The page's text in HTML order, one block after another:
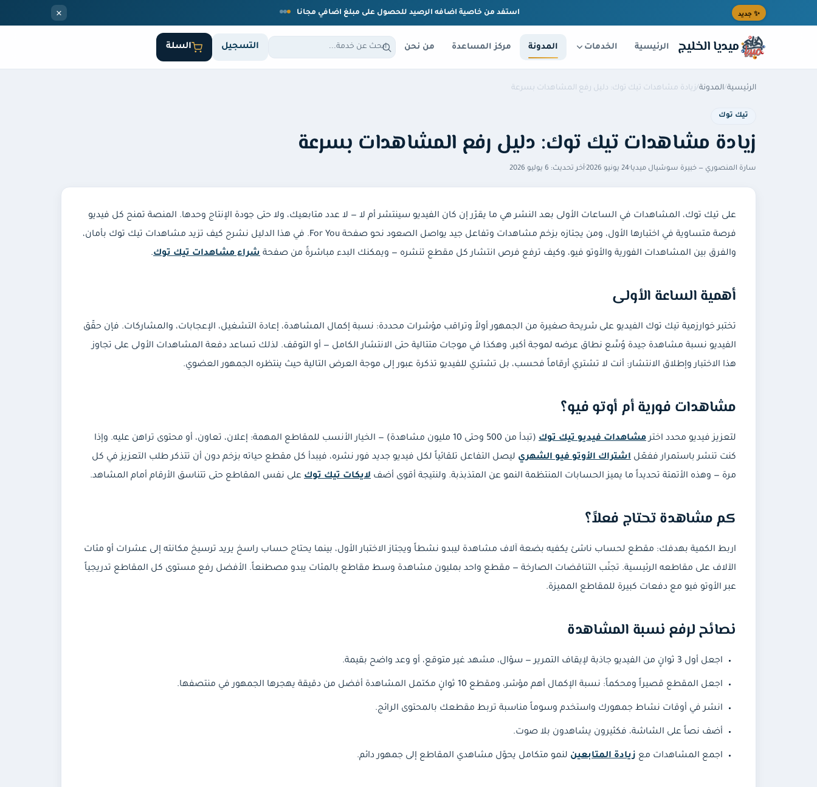
تخطى إلى المحتوى الرئيسي
✨ جديد استفد من خاصية اضافه الرصيد للحصول على مبلغ اضافي مجانا ×
ميديا الخليج الرئيسية الخدمات المدونة مركز المساعدة من نحن التسجيل السلة
الرئيسية/المدونة/زيادة مشاهدات تيك توك: دليل رفع المشاهدات بسرعة
تيك توك
زيادة مشاهدات تيك توك: دليل رفع المشاهدات بسرعة
سارة المنصوري — خبيرة سوشيال ميديا·24 يونيو 2026 ·آخر تحديث: 6 يوليو 2026
على تيك توك، المشاهدات في الساعات الأولى بعد النشر هي ما يقرّر إن كان الفيديو سينتشر أم لا — لا عدد متابعيك، ولا حتى جودة الإنتاج وحدها. المنصة تمنح كل فيديو
فرصة متساوية في اختبارها الأول، ومن يجتازه بزخم مشاهدات وتفاعل جيد يواصل الصعود نحو صفحة For You. في هذا الدليل نشرح كيف تزيد مشاهدات تيك توك بأمان،
والفرق بين المشاهدات الفورية والأوتو فيو، وكيف ترفع فرص انتشار كل مقطع تنشره — ويمكنك البدء مباشرةً من صفحة شراء مشاهدات تيك توك.
أهمية الساعة الأولى
تختبر خوارزمية تيك توك الفيديو على شريحة صغيرة من الجمهور أولاً وتراقب مؤشرات محددة: نسبة إكمال المشاهدة، إعادة التشغيل، الإعجابات، والمشاركات. فإن حقّق
الفيديو نسبة مشاهدة جيدة وُسِّع نطاق عرضه لموجة أكبر، وهكذا في موجات متتالية حتى الانتشار الكامل — أو التوقف. لذلك تساعد دفعة المشاهدات الأولى على تجاوز
هذا الاختبار وإطلاق الانتشار: أنت لا تشتري أرقاماً فحسب، بل تشتري للفيديو تذكرة عبور إلى موجة العرض التالية حيث ينتظره الجمهور العضوي.
مشاهدات فورية أم أوتو فيو؟
لتعزيز فيديو محدد اخترمشاهدات فيديو تيك توك
(تبدأ من 500 وحتى 10 مليون مشاهدة) — الخيار الأنسب للمقاطع المهمة: إعلان، تعاون، أو محتوى تراهن عليه. وإذا
كنت تنشر باستمرار ففعّل اشتراك الأوتو فيو الشهري ليصل التفاعل تلقائياً لكل فيديو جديد فور نشره، فيبدأ كل مقطع حياته بزخم دون أن تتذكر طلب التعزيز في كل
مرة — وهذه الأتمتة تحديداً ما يميز الحسابات المنتظمة النمو عن المتذبذبة. ولنتيجة أقوى أضف لايكات تيك توك على نفس المقاطع حتى تتناسق الأرقام أمام المشاهد.
كم مشاهدة تحتاج فعلاً؟
اربط الكمية بهدفك: مقطع لحساب ناشئ يكفيه بضعة آلاف مشاهدة ليبدو نشطاً ويجتاز الاختبار الأول، بينما يحتاج حساب راسخ يريد ترسيخ مكانته إلى عشرات أو مئات
الآلاف على مقاطعه الرئيسية. تجنّب التناقضات الصارخة — مقطع واحد بمليون مشاهدة وسط مقاطع بالمئات يبدو مصطنعاً. الأفضل رفع مستوى كل المقاطع تدريجياً
عبر الأوتو فيو مع دفعات كبيرة للمقاطع المميزة.
نصائح لرفع نسبة المشاهدة
اجعل أول 3 ثوانٍ من الفيديو جاذبة لإيقاف التمرير — سؤال، مشهد غير متوقع، أو وعد واضح بقيمة.
اجعل المقطع قصيراً ومحكماً: نسبة الإكمال أهم مؤشر، ومقطع 10 ثوانٍ مكتمل المشاهدة أفضل من دقيقة يهجرها الجمهور في منتصفها.
انشر في أوقات نشاط جمهورك واستخدم وسوماً مناسبة تربط مقطعك بالمحتوى الرائج.
أضف نصاً على الشاشة، فكثيرون يشاهدون بلا صوت.
اجمع المشاهدات مع زيادة المتابعين لنمو متكامل يحوّل مشاهدي المقاطع إلى جمهور دائم.